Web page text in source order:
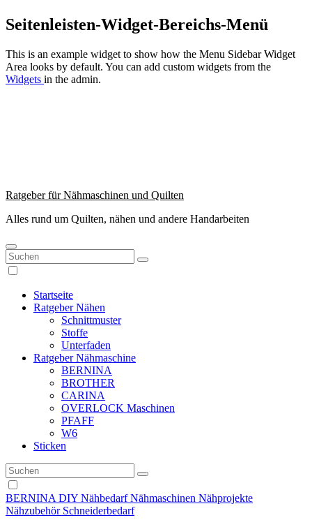
Zum
Inhalt
Seitenleisten-Widget-Bereichs-Menü
This is an example widget to show how the Menu Sidebar Widget
Area looks by default. You can add custom widgets from the
Widgets in the admin.
Ratgeber für Nähmaschinen und Quilten
Alles rund um Quilten, nähen und andere Handarbeiten
Startseite
Ratgeber Nähen
Schnittmuster
Stoffe
Unterfaden
Ratgeber Nähmaschine
BERNINA
BROTHER
CARINA
OVERLOCK Maschinen
PFAFF
W6
Sticken
BERNINA DIY NähbedarfNähmaschinen Nähprojekte
Nähzubehör Schneiderbedarf